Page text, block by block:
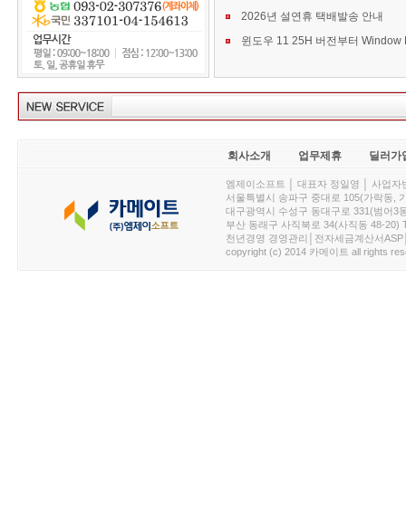
2026년 설연휴 택배발송 안내
회사소개 업무제휴 딜러가
엠제이소프트 │ 대표자 정일영 │ 사업
서울특별시 송파구 중대로 105(가락동,
대구광역시 수성구 동대구로 331(범어3
부산 동래구 사직북로 34(사직동 48-20)
천년경영 경영관리│전자세금계산서
copyright (c) 2014 카메이트 all rights